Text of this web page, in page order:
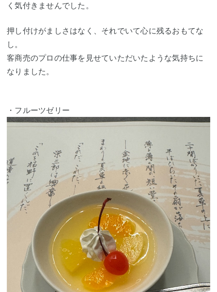
く気付きませんでした。
押し付けがましさはなく、それでいて心に残るおもてな
し。
客商売のプロの仕事を見せていただいたような気持ちに
なりました。
・フルーツゼリー